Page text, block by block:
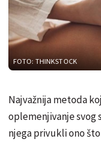
FOTO: THINKSTOCK
Najvažnija metoda
oplemenjivanje svog
njega privukli ono